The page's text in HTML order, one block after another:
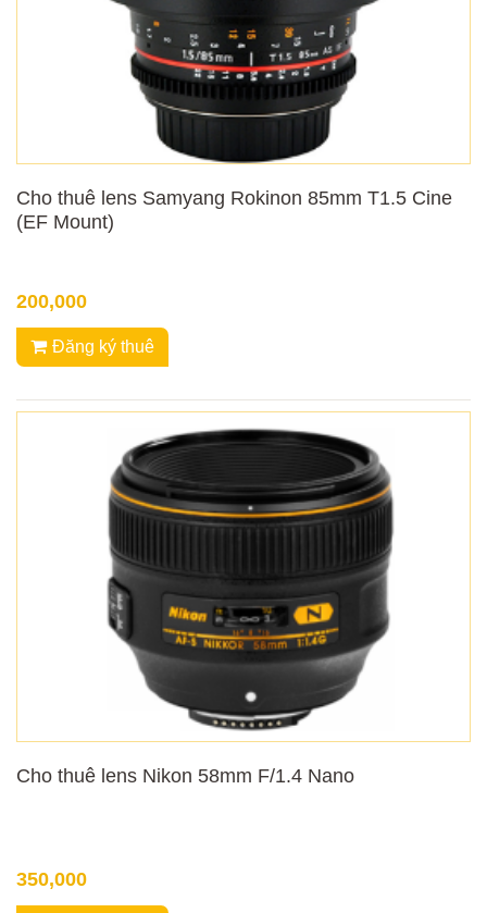
Cho thuê lens Samyang Rokinon 85mm T1.5 Cine
(EF Mount)
200,000
Đăng ký thuê
Cho thuê lens Nikon 58mm F/1.4 Nano
350,000